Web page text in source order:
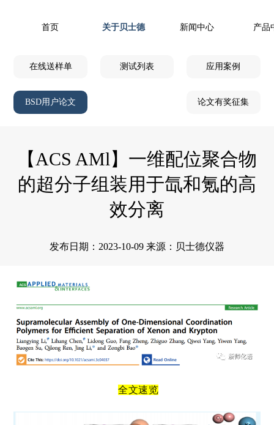
首页 关于贝士德 新闻中心 产品
在线送样单 测试列表 应用案例
BSD用户论文 论文有奖征集
【ACS AMl】一维配位聚合物
的超分子组装用于氙和氪的高
效分离
发布日期：2023-10-09 来源：贝士德仪器
全文速览